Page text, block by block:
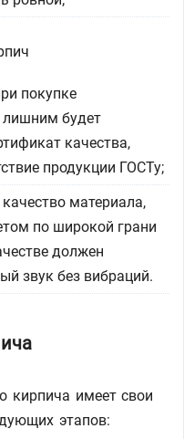
покупке
лишним будет
качества,
продукции ГОСТу;
материала,
по широкой грани
должен
звук без вибраций.
кирпича имеет свои
этапов: